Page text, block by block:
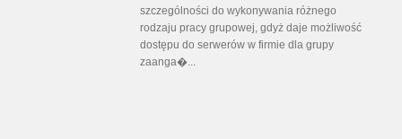
szczególności do wykonywania różnego
rodzaju pracy grupowej, gdyż daje możliwość
dostępu do serwerów w firmie dla grupy
zaanga�...